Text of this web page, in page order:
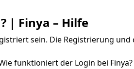
| Finya – Hilfe
sein. Die Registrierung
funktioniert der Login bei